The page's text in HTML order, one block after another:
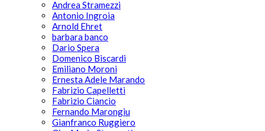
Andrea Stramezzi
Antonio Ingroia
Arnold Ehret
barbara banco
Dario Spera
Domenico Biscardi
Emiliano Moroni
Ernesta Adele Marando
Fabrizio Capelletti
Fabrizio Ciancio
Fernando Marongiu
Gianfranco Ruggiero